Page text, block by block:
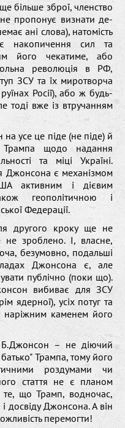
більше зброї, членство
пропонує визнати де-
ані слова), натомість
накопичення сил та
його чекатиме, або
революція в РФ,
ЗСУ та їх миротворча
Росії), або ж будь-
тоді вже із втручанням
усе це піде (не піде) й
Трампа щодо надання
та міці Україні.
Джонсона є механізмом
активним і дієвим
геополітичною і
Федерації.
другого кроку ще не
зроблено. І, власне,
безумовно, подальші
Джонсона є, але
публічно (поки що).
вибиває для ЗСУ
ядерної), усіх потуг та
наріжним каменем його
– не діючий
Трампа, тому його
роздумами чи
стаття не є планом
що Трамп, водночас,
досвіду Джонсона. А він
перемогти!